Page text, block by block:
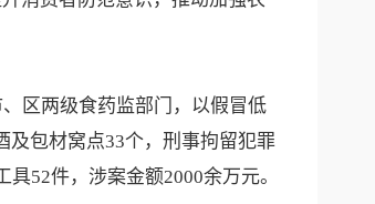
区两级食药监部门，以假冒低
及包材窝点33个，刑事拘留犯罪
52件，涉案金额2000余万元。